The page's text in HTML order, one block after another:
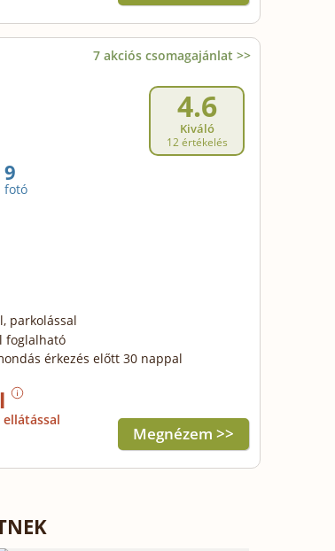
7 akciós csomagajánlat >>
4.6
Kiváló
12 értékelés
9
fotó
parkolással
foglalható
érkezés előtt 30 nappal
Megnézem >>